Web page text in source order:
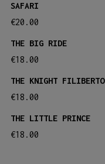
SAFARI
€20.00
THE BIG RIDE
€18.00
THE KNIGHT FILIBERTO
€18.00
THE LITTLE PRINCE
€18.00